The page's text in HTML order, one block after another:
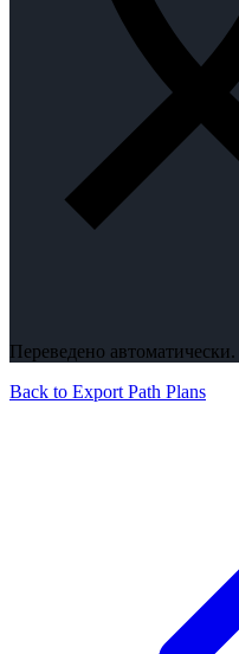
Переведено автоматически.
Back to Export Path Plans